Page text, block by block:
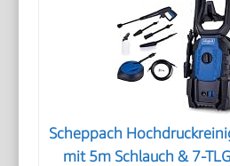
Scheppach
mit 5m Schlauch & 7-